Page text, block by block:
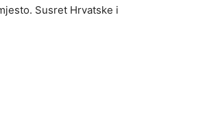
Susret Hrvatske i